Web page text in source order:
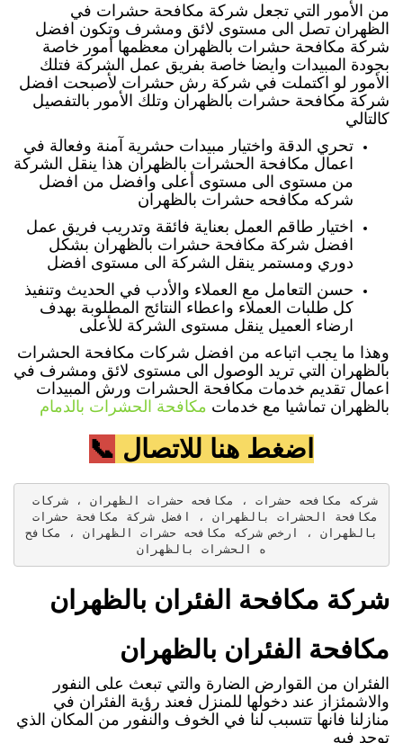
من الأمور التي تجعل شركة مكافحة حشرات في
الظهران تصل الى مستوى لائق ومشرف وتكون افضل
شركة مكافحة حشرات بالظهران معظمها أمور خاصة
بجودة المبيدات وايضا خاصة بفريق عمل الشركة فتلك
الأمور لو اكتملت في شركة رش حشرات لأصبحت افضل
شركة مكافحة حشرات بالظهران وتلك الأمور بالتفصيل
كالتالي
تحري الدقة واختيار مبيدات حشرية آمنة وفعالة في
اعمال مكافحة الحشرات بالظهران هذا ينقل الشركة
من مستوى الى مستوى أعلى وافضل من افضل
شركه مكافحه حشرات بالظهران
اختيار طاقم العمل بعناية فائقة وتدريب فريق عمل
افضل شركة مكافحة حشرات بالظهران بشكل
دوري ومستمر ينقل الشركة الى مستوى افضل
حسن التعامل مع العملاء والأدب في الحديث وتنفيذ
كل طلبات العملاء واعطاء النتائج المطلوبة بهدف
ارضاء العميل ينقل مستوى الشركة للأعلى
وهذا ما يجب اتباعه من افضل شركات مكافحة الحشرات
بالظهران التي تريد الوصول الى مستوى لائق ومشرف في
اعمال تقديم خدمات مكافحة الحشرات ورش المبيدات
بالظهران تماشيا مع خدمات مكافحة الحشرات بالدمام
اضغط هنا للاتصال 📞
بالظهران ، ارخص شركه مكافحه حشرات الظهران ، مكافح
ه الحشرات بالظهران
شركة مكافحة الفئران بالظهران
مكافحة الفئران بالظهران
الفئران من القوارض الضارة والتي تبعث على النفور
والاشمئزاز عند دخولها للمنزل فعند رؤية الفئران في
منازلنا فانها تتسبب لنا في الخوف والنفور من المكان الذي
توجد فيه